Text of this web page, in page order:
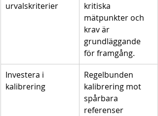
urvalskriterier
kritiska
mätpunkter och
krav är
grundläggande
för framgång.
Investera i
kalibrering
Regelbunden
kalibrering mot
spårbara
referenser